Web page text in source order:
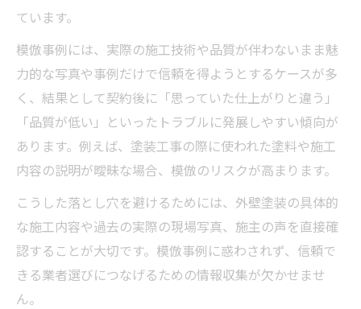
ています。
模倣事例には、実際の施工技術や品質が伴わないまま魅
力的な写真や事例だけで信頼を得ようとするケースが多
く、結果として契約後に「思っていた仕上がりと違う」
「品質が低い」といったトラブルに発展しやすい傾向が
あります。例えば、塗装工事の際に使われた塗料や施工
内容の説明が曖昧な場合、模倣のリスクが高まります。
こうした落とし穴を避けるためには、外壁塗装の具体的
な施工内容や過去の実際の現場写真、施主の声を直接確
認することが大切です。模倣事例に惑わされず、信頼で
きる業者選びにつなげるための情報収集が欠かせませ
ん。